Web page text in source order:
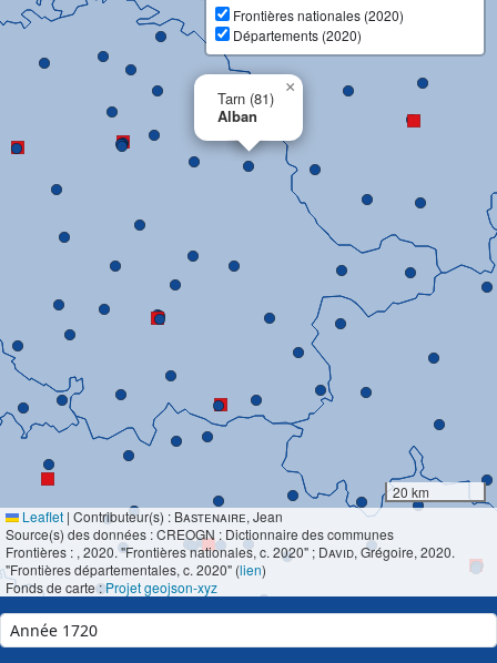
Tarn (81)
Alban
×
Frontières nationales (2020)
Départements (2020)
20 km
Leaflet | Contributeur(s) : Bastenaire, Jean
Source(s) des données : CREOGN : Dictionnaire des communes
Frontières : , 2020. "Frontières nationales, c. 2020" ; David, Grégoire, 2020.
"Frontières départementales, c. 2020" (lien)
Fonds de carte :Projet geojson-xyz